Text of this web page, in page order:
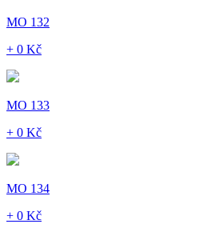
MO 132
+ 0 Kč
MO 133
+ 0 Kč
MO 134
+ 0 Kč